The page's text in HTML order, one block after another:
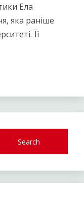
Ела
яка раніше
Її
Search